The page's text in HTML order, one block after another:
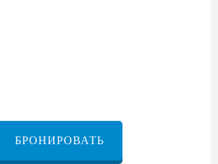
БРОНИРОВАТЬ